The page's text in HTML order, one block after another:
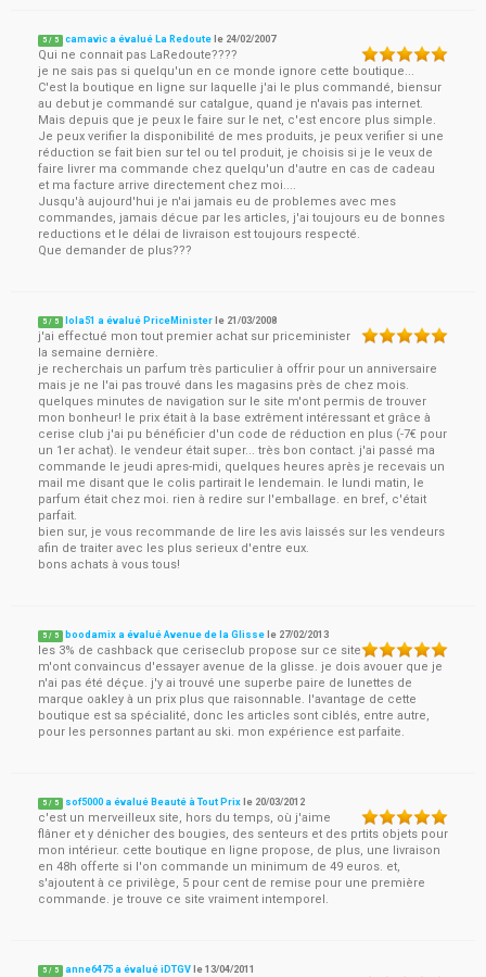
5 / 5 camavic a évalué La Redoute le 24/02/2007
Qui ne connait pas LaRedoute????
je ne sais pas si quelqu'un en ce monde ignore cette boutique...
C'est la boutique en ligne sur laquelle j'ai le plus commandé, biensur
au debut je commandé sur catalgue, quand je n'avais pas internet.
Mais depuis que je peux le faire sur le net, c'est encore plus simple.
Je peux verifier la disponibilité de mes produits, je peux verifier si une
réduction se fait bien sur tel ou tel produit, je choisis si je le veux de
faire livrer ma commande chez quelqu'un d'autre en cas de cadeau
et ma facture arrive directement chez moi....
Jusqu'à aujourd'hui je n'ai jamais eu de problemes avec mes
commandes, jamais décue par les articles, j'ai toujours eu de bonnes
reductions et le délai de livraison est toujours respecté.
Que demander de plus???
5 / 5 lola51 a évalué PriceMinister le 21/03/2008
j'ai effectué mon tout premier achat sur priceminister
la semaine dernière.
je recherchais un parfum très particulier à offrir pour un anniversaire
mais je ne l'ai pas trouvé dans les magasins près de chez mois.
quelques minutes de navigation sur le site m'ont permis de trouver
mon bonheur! le prix était à la base extrêment intéressant et grâce à
cerise club j'ai pu bénéficier d'un code de réduction en plus (-7€ pour
un 1er achat). le vendeur était super... très bon contact. j'ai passé ma
commande le jeudi apres-midi, quelques heures après je recevais un
mail me disant que le colis partirait le lendemain. le lundi matin, le
parfum était chez moi. rien à redire sur l'emballage. en bref, c'était
parfait.
bien sur, je vous recommande de lire les avis laissés sur les vendeurs
afin de traiter avec les plus serieux d'entre eux.
bons achats à vous tous!
5 / 5 boodamix a évalué Avenue de la Glisse le 27/02/2013
les 3% de cashback que ceriseclub propose sur ce site
m'ont convaincus d'essayer avenue de la glisse. je dois avouer que je
n'ai pas été déçue. j'y ai trouvé une superbe paire de lunettes de
marque oakley à un prix plus que raisonnable. l'avantage de cette
boutique est sa spécialité, donc les articles sont ciblés, entre autre,
pour les personnes partant au ski. mon expérience est parfaite.
5 / 5 sof5000 a évalué Beauté à Tout Prix le 20/03/2012
c'est un merveilleux site, hors du temps, où j'aime
flâner et y dénicher des bougies, des senteurs et des prtits objets pour
mon intérieur. cette boutique en ligne propose, de plus, une livraison
en 48h offerte si l'on commande un minimum de 49 euros. et,
s'ajoutent à ce privilège, 5 pour cent de remise pour une première
commande. je trouve ce site vraiment intemporel.
5 / 5 anne6475 a évalué iDTGV le13/04/2011